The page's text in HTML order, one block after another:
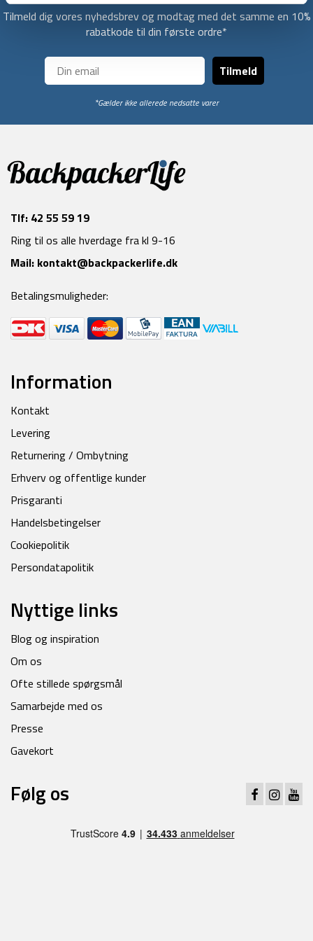
Tilmeld dig vores nyhedsbrev og modtag med det samme en 10%
rabatkode til din første ordre*
Tilmeld
*Gælder ikke allerede nedsatte varer
Tlf: 42 55 59 19
Ring til os alle hverdage fra kl 9-16
Mail: kontakt@backpackerlife.dk
Betalingsmuligheder:
Information
Kontakt
Levering
Returnering / Ombytning
Erhverv og offentlige kunder
Prisgaranti
Handelsbetingelser
Cookiepolitik
Persondatapolitik
Nyttige links
Blog og inspiration
Om os
Ofte stillede spørgsmål
Samarbejde med os
Presse
Gavekort
Følg os